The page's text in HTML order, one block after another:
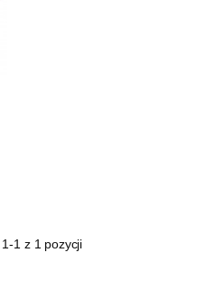
1-1 z 1 pozycji